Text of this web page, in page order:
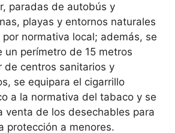
paradas de autobús y
playas y entornos naturales
normativa local; además, se
un perímetro de 15 metros
de centros sanitarios y
se equipara el cigarrillo
a la normativa del tabaco y se
venta de los desechables para
protección a menores.